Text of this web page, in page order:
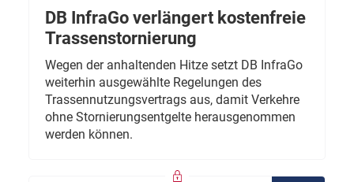
DB InfraGo verlängert kostenfreie
Trassenstornierung
Wegen der anhaltenden Hitze setzt DB InfraGo
weiterhin ausgewählte Regelungen des
Trassennutzungsvertrags aus, damit Verkehre
ohne Stornierungsentgelte herausgenommen
werden können.